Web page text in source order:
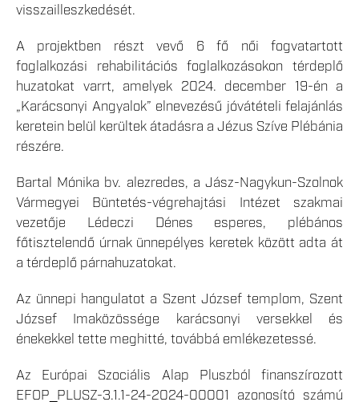
visszailleszkedését.
A projektben részt vevő 6 fő női fogvatartott
foglalkozási rehabilitációs foglalkozásokon térdeplő
huzatokat varrt, amelyek 2024. december 19-én a
„Karácsonyi Angyalok” elnevezésű jóvátételi felajánlás
keretein belül kerültek átadásra a Jézus Szíve Plébánia
részére.
Bartal Mónika bv. alezredes, a Jász-Nagykun-Szolnok
Vármegyei Büntetés-végrehajtási Intézet szakmai
vezetője Lédeczi Dénes esperes, plébános
főtisztelendő úrnak ünnepélyes keretek között adta át
a térdeplő párnahuzatokat.
Az ünnepi hangulatot a Szent József templom, Szent
József Imaközössége karácsonyi versekkel és
énekekkel tette meghitté, továbbá emlékezetessé.
Az Európai Szociális Alap Pluszból finanszírozott
EFOP_PLUSZ-3.1.1-24-2024-00001 azonosító számú